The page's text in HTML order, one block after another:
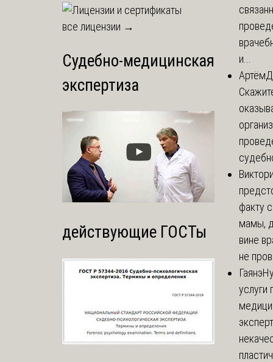
все лицензии →
Судебно-медицинская
экспертиза
действующие ГОСТы
и...
Артём
факту
мамы,
вине
не
Гаянэ
услуги